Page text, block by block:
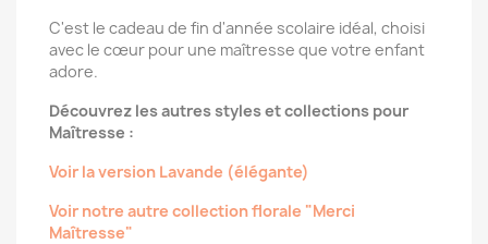
C'est le cadeau de fin d'année scolaire idéal, choisi
avec le cœur pour une maîtresse que votre enfant
adore.
Découvrez les autres styles et collections pour
Maîtresse :
Voir la version Lavande (élégante)
Voir notre autre collection florale "Merci
Maîtresse"